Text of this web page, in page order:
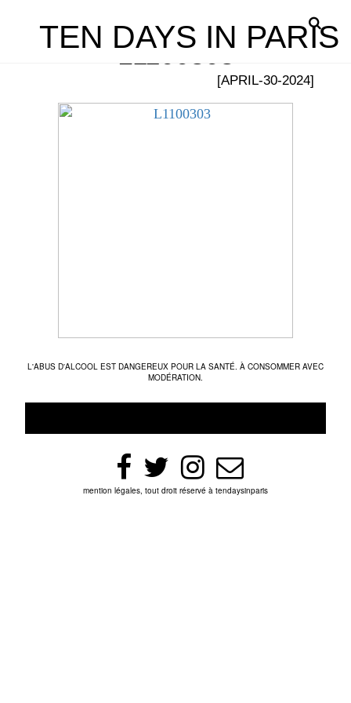
TEN DAYS IN PARIS
L1100303
[APRIL-30-2024]
L'ABUS D'ALCOOL EST DANGEREUX POUR LA SANTÉ. À CONSOMMER AVEC
MODÉRATION.
mention légales, tout droit réservé à tendaysinparis